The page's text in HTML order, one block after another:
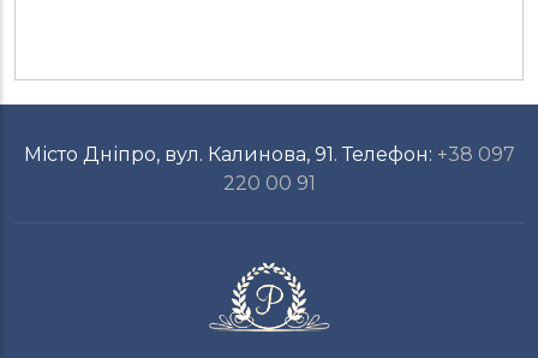
Місто Дніпро, вул. Калинова, 91. Телефон: +38 097
220 00 91